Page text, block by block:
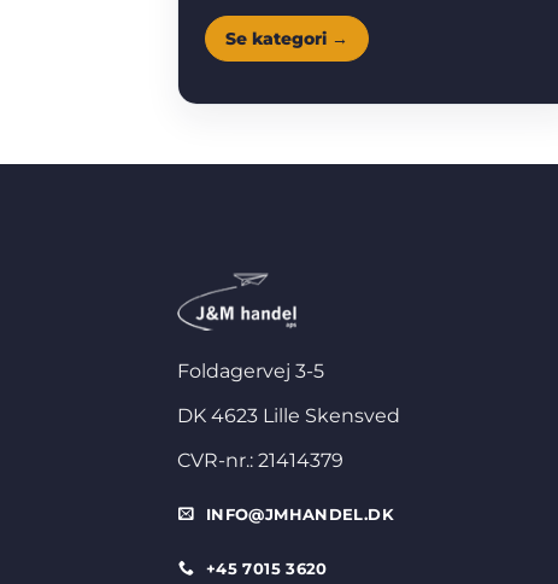
Foldagervej 3-5
DK 4623 Lille Skensved
CVR-nr.: 21414379
INFO@JMHANDEL.DK
+45 7015 3620